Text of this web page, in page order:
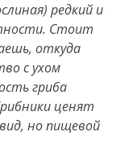
редкий и
Стоит
откуда
с ухом
гриба
ценят
но пищевой